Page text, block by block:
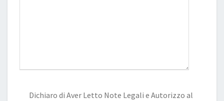
Dichiaro di Aver Letto Note Legali e Autorizzo al